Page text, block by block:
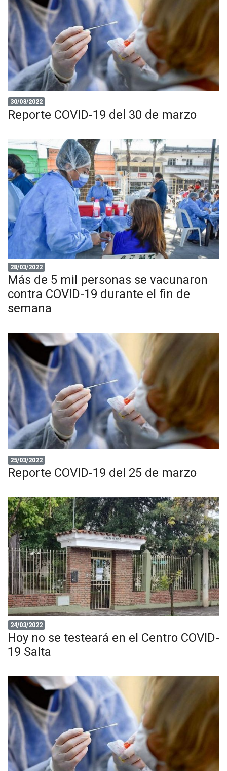
30/03/2022
Reporte COVID-19 del 30 de marzo
28/03/2022
Más de 5 mil personas se vacunaron
contra COVID-19 durante el fin de
semana
25/03/2022
Reporte COVID-19 del 25 de marzo
24/03/2022
Hoy no se testeará en el Centro COVID-
19 Salta